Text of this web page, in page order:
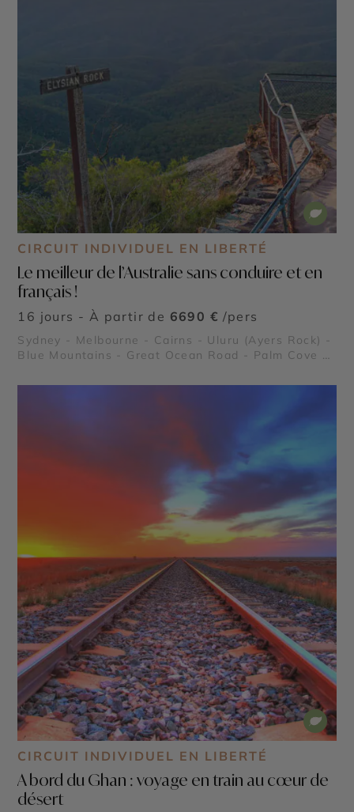
CIRCUIT INDIVIDUEL EN LIBERTÉ
Le meilleur de l’Australie sans conduire et en
français !
16 jours - À partir de 6690 € /pers
Sydney - Melbourne - Cairns - Uluru (Ayers Rock) -
Blue Mountains - Great Ocean Road - Palm Cove -
Daintree
CIRCUIT INDIVIDUEL EN LIBERTÉ
A bord du Ghan : voyage en train au cœur de
désert